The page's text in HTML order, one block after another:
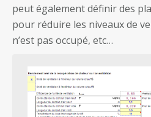
peut également définir des
pour réduire les niveaux de
n’est pas occupé, etc…